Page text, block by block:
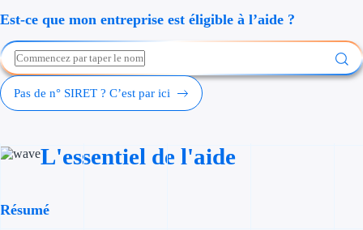
Étapes de vie
Création
Cession
Est-ce que mon entreprise est éligible à l’aide ?
Pas de n° SIRET ? C’est par ici
L'essentiel de l'aide
Résumé